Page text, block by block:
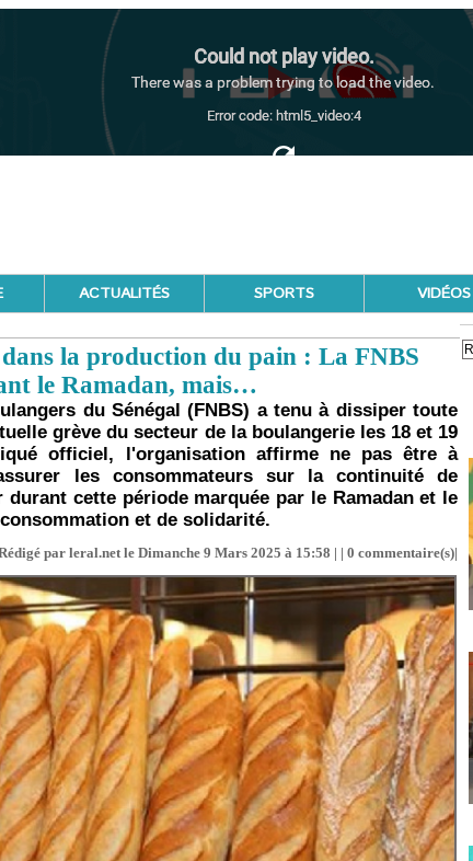
ACTUALITÉS SPORTS VIDÉOS
la production du pain : La FNBS
le Ramadan, mais…
du Sénégal (FNBS) a tenu à dissiper toute
grève du secteur de la boulangerie les 18 et 19
officiel, l'organisation affirme ne pas être à
les consommateurs sur la continuité de
cette période marquée par le Ramadan et le
et de solidarité.
par leral.net le Dimanche 9 Mars 2025 à 15:58 | | 0 commentaire(s)|